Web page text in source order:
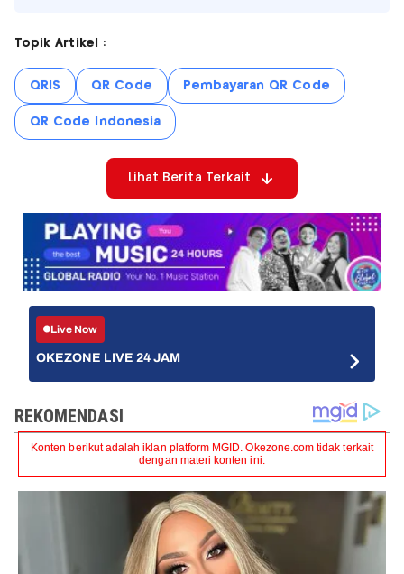
Topik Artikel :
QRIS QR Code Pembayaran QR Code
QR Code Indonesia
Lihat Berita Terkait
Live Now
OKEZONE LIVE 24 JAM